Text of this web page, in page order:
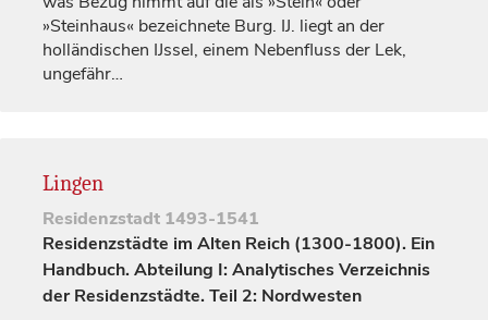
»Steinhaus« bezeichnete Burg. IJ. liegt an der
holländischen IJssel, einem Nebenfluss der Lek,
ungefähr…
Lingen
Residenzstadt 1493-1541
Residenzstädte im Alten Reich (1300-1800). Ein
Handbuch. Abteilung I: Analytisches Verzeichnis
der Residenzstädte. Teil 2: Nordwesten